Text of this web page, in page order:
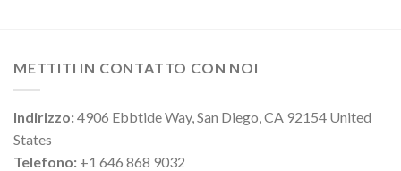
METTITI IN CONTATTO CON NOI
Indirizzo:4906 Ebbtide Way, San Diego, CA 92154 United
States
Telefono: +1 646 868 9032